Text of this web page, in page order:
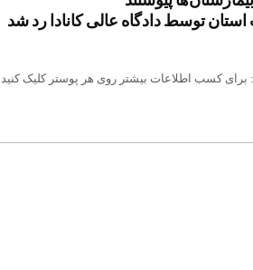
توسط دادگاه عالی کانادا رد شد
برای کسب اطلاعات بیشتر روی هر پوستر کلیک کنید